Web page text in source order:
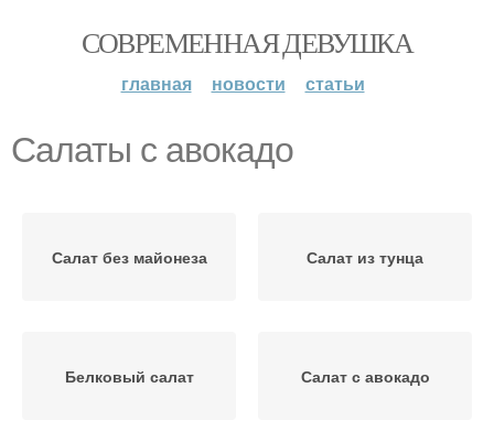
СОВРЕМЕННАЯ ДЕВУШКА
главная новости статьи
Салаты с авокадо
Салат без майонеза Салат из тунца
Белковый салат Салат с авокадо